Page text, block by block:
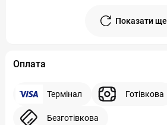
Показати ще
Оплата
Термінал Готівкова
Безготівкова